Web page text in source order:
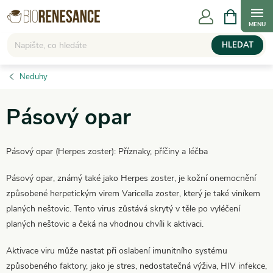
Přejít
na
HLEDAT
NÁKUPNÍ
KOŠÍK
Neduhy
Pásový opar
Pásový opar (Herpes zoster): Příznaky, příčiny a léčba
Pásový opar, známý také jako Herpes zoster, je kožní onemocnění
způsobené herpetickým virem Varicella zoster, který je také viníkem
planých neštovic. Tento virus zůstává skrytý v těle po vyléčení
planých neštovic a čeká na vhodnou chvíli k aktivaci.
Aktivace viru může nastat při oslabení imunitního systému
způsobeného faktory, jako je stres, nedostatečná výživa, HIV infekce,